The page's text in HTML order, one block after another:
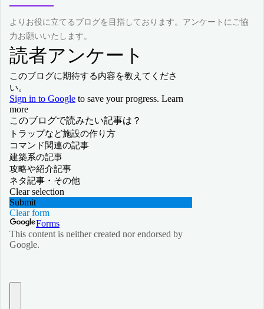
よりお役に立てるブログを目指しております。アンケートにご協
力お願いいたします。